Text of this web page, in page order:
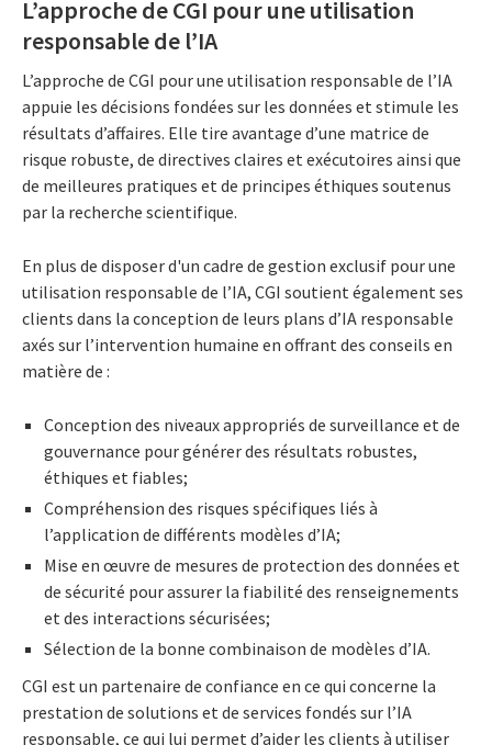
L’approche de CGI pour une utilisation
responsable de l’IA
L’approche de CGI pour une utilisation responsable de l’IA
appuie les décisions fondées sur les données et stimule les
résultats d’affaires. Elle tire avantage d’une matrice de
risque robuste, de directives claires et exécutoires ainsi que
de meilleures pratiques et de principes éthiques soutenus
par la recherche scientifique.
En plus de disposer d'un cadre de gestion exclusif pour une
utilisation responsable de l’IA, CGI soutient également ses
clients dans la conception de leurs plans d’IA responsable
axés sur l’intervention humaine en offrant des conseils en
matière de :
Conception des niveaux appropriés de surveillance et de
gouvernance pour générer des résultats robustes,
éthiques et fiables;
Compréhension des risques spécifiques liés à
l’application de différents modèles d’IA;
Mise en œuvre de mesures de protection des données et
de sécurité pour assurer la fiabilité des renseignements
et des interactions sécurisées;
Sélection de la bonne combinaison de modèles d’IA.
CGI est un partenaire de confiance en ce qui concerne la
prestation de solutions et de services fondés sur l’IA
responsable, ce qui lui permet d’aider les clients à utiliser